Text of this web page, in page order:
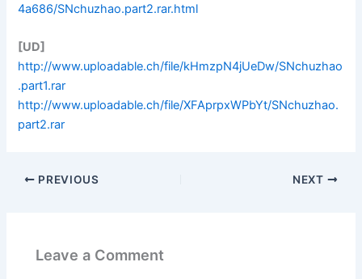
4a686/SNchuzhao.part2.rar.html
[UD]
http://www.uploadable.ch/file/kHmzpN4jUeDw/SNchuzhao
.part1.rar
http://www.uploadable.ch/file/XFAprpxWPbYt/SNchuzhao.
part2.rar
PREVIOUS NEXT
Leave a Comment